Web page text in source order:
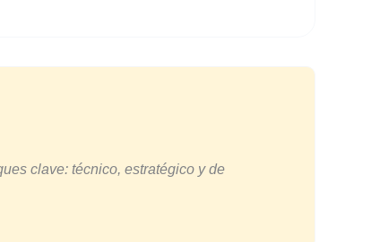
clave: técnico, estratégico y de